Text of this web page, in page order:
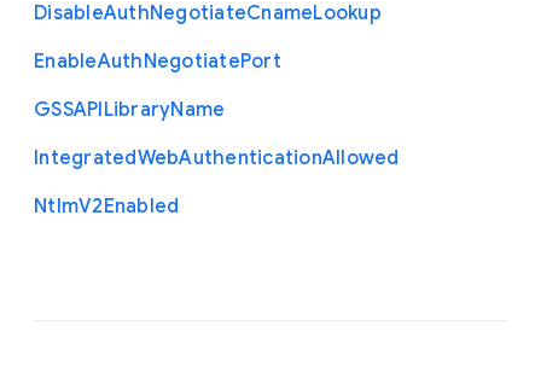
DisableAuthNegotiateCnameLookup
EnableAuthNegotiatePort
GSSAPILibraryName
IntegratedWebAuthenticationAllowed
NtlmV2Enabled